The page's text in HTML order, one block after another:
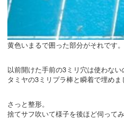
黄色いまるで囲った部分がそれです。
以前開けた手前の3ミリ穴は使わない
タミヤの3ミリプラ棒と瞬着で埋めま
さっと整形。
捨てサフ吹いて様子を後ほど伺ってみ